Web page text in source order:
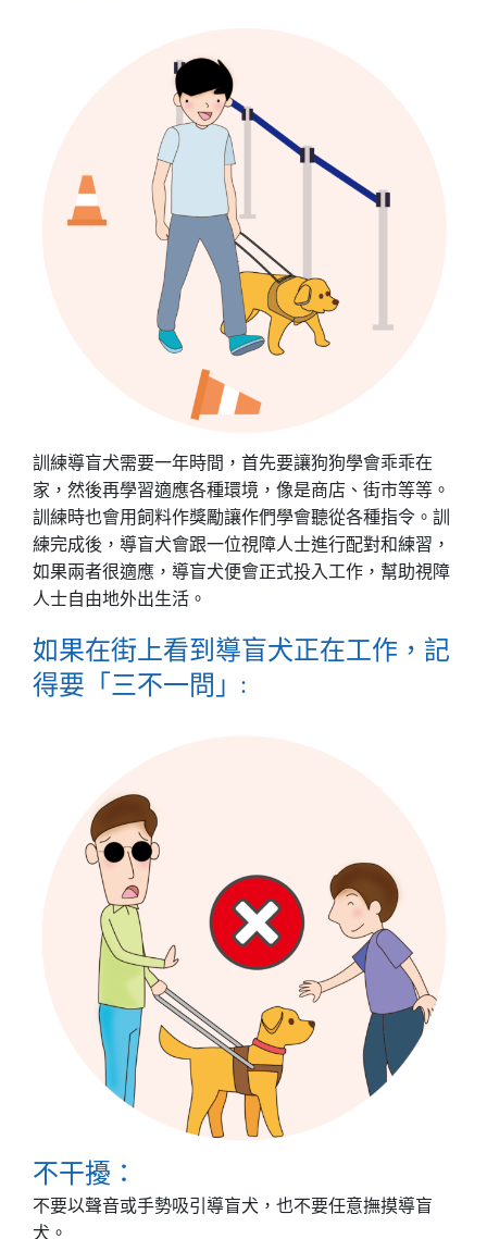
訓練導盲犬需要一年時間，首先要讓狗狗學會乖乖在
家，然後再學習適應各種環境，像是商店、街市等等。
訓練時也會用飼料作獎勵讓作們學會聽從各種指令。訓
練完成後，導盲犬會跟一位視障人士進行配對和練習，
如果兩者很適應，導盲犬便會正式投入工作，幫助視障
人士自由地外出生活。
如果在街上看到導盲犬正在工作，記
得要「三不一問」:
不干擾：
不要以聲音或手勢吸引導盲犬，也不要任意撫摸導盲